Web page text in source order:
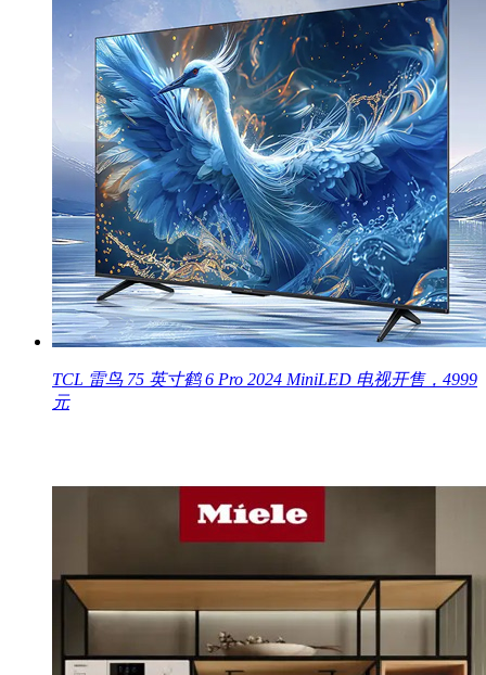
TCL 雷鸟 75 英寸鹤 6 Pro 2024 MiniLED 电视开售，4999
元